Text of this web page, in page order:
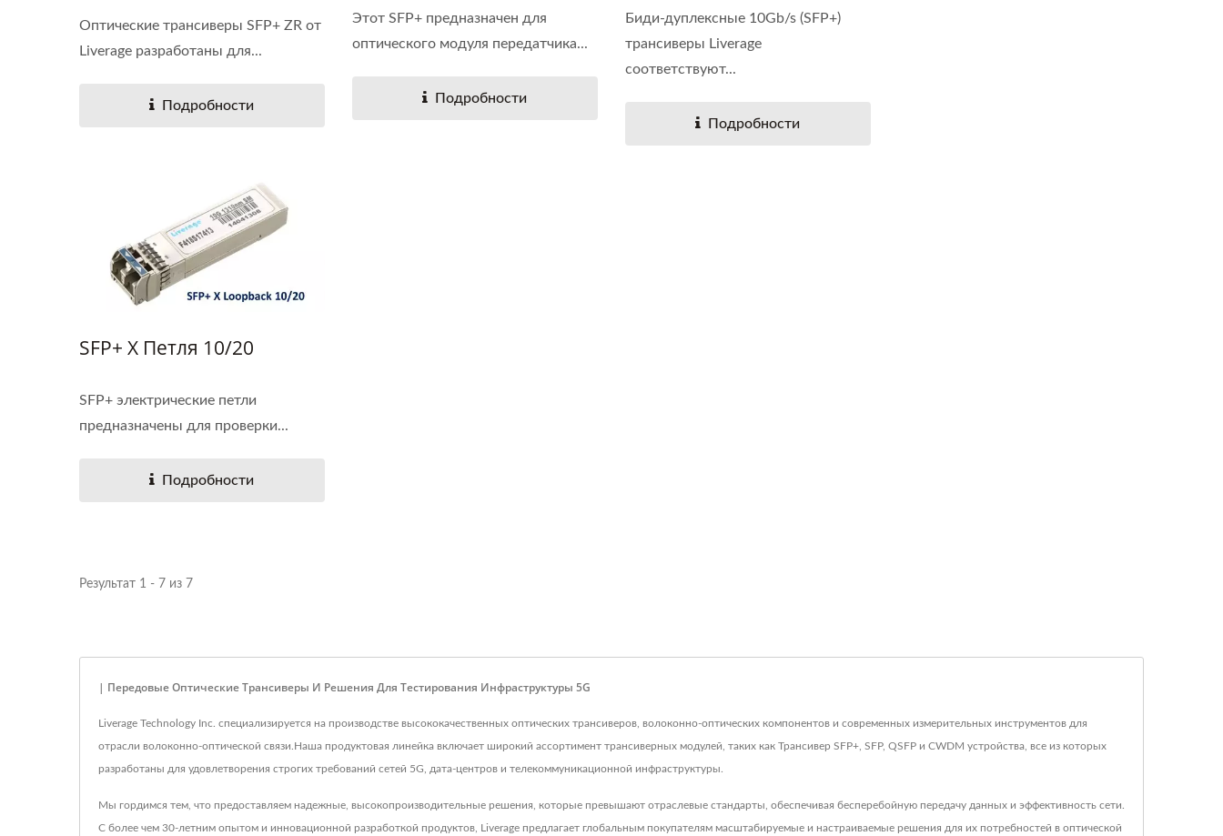
Оптические трансиверы SFP+ ZR от
Liverage разработаны для...
Подробности
Этот SFP+ предназначен для
оптического модуля передатчика...
Подробности
Биди-дуплексные 10Gb/s (SFP+)
трансиверы Liverage
соответствуют...
Подробности
SFP+ X Петля 10/20
SFP+ электрические петли
предназначены для проверки...
Подробности
Результат 1 - 7 из 7
| Передовые Оптические Трансиверы И Решения Для Тестирования Инфраструктуры 5G
Liverage Technology Inc. специализируется на производстве высококачественных оптических трансиверов, волоконно-оптических компонентов и современных измерительных инструментов для
отрасли волоконно-оптической связи.Наша продуктовая линейка включает широкий ассортимент трансиверных модулей, таких как Трансивер SFP+, SFP, QSFP и CWDM устройства, все из которых
разработаны для удовлетворения строгих требований сетей 5G, дата-центров и телекоммуникационной инфраструктуры.
Мы гордимся тем, что предоставляем надежные, высокопроизводительные решения, которые превышают отраслевые стандарты, обеспечивая бесперебойную передачу данных и эффективность сети.
С более чем 30-летним опытом и инновационной разработкой продуктов, Liverage предлагает глобальным покупателям масштабируемые и настраиваемые решения для их потребностей в оптической